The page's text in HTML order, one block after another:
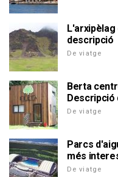
L'arxipèlag
descripció
De viatge
Berta
Descripció
De viatge
Parcs
més
De viatge